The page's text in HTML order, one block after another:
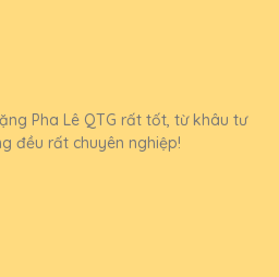
Pha Lê QTG rất tốt, từ khâu tư
đều rất chuyên nghiệp!